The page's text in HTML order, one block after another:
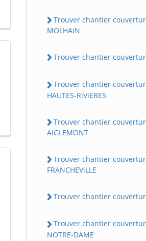
Trouver chantier
MOLHAiN
Trouver chantier
Trouver chantier
HAUTES-RiViERES
Trouver chantier
AiGLEMONT
Trouver chantier
FRANCHEViLLE
Trouver chantier
Trouver chantier
NOTRE-DAME